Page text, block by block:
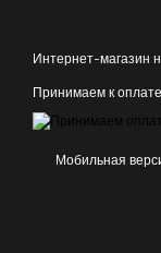
Интернет-магазин
Принимаем к оплате
Мобильная